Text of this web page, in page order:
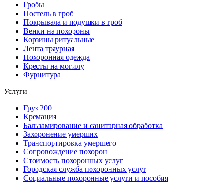
Гробы
Постель в гроб
Покрывала и подушки в гроб
Венки на похороны
Корзины ритуальные
Лента траурная
Похоронная одежда
Кресты на могилу
Фурнитура
Услуги
Груз 200
Кремация
Бальзамирование и санитарная обработка
Захоронение умерших
Транспортировка умершего
Сопровождение похорон
Стоимость похоронных услуг
Городская служба похоронных услуг
Социальные похоронные услуги и пособия